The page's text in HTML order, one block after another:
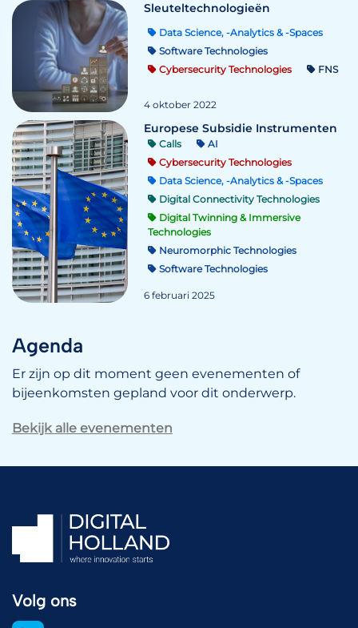
Sleuteltechnologieën
Data Science, -Analytics & -Spaces
Software Technologies
Cybersecurity Technologies
FNS
4 oktober 2022
Europese Subsidie Instrumenten
Calls
AI
Cybersecurity Technologies
Data Science, -Analytics & -Spaces
Digital Connectivity Technologies
Digital Twinning & Immersive
Technologies
Neuromorphic Technologies
Software Technologies
6 februari 2025
Agenda
Er zijn op dit moment geen evenementen of
bijeenkomsten gepland voor dit onderwerp.
Bekijk alle evenementen
Volg ons